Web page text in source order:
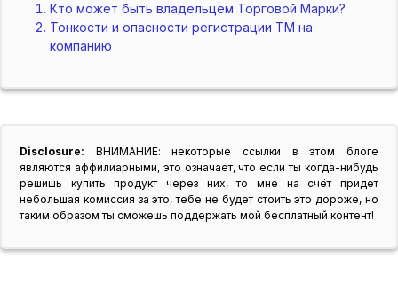
Кто может быть владельцем Торговой Марки?
Тонкости и опасности регистрации ТМ на
компанию
Disclosure: ВНИМАНИЕ: некоторые ссылки в этом блоге
являются аффилиарными, это означает, что если ты когда-нибудь
решишь купить продукт через них, то мне на счёт придет
небольшая комиссия за это, тебе не будет стоить это дороже, но
таким образом ты сможешь поддержать мой бесплатный контент!